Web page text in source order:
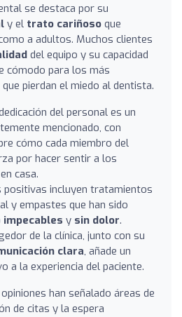
se destaca por su
y el trato cariñoso que
a adultos. Muchos clientes
del equipo y su capacidad
cómodo para los más
pierdan el miedo al dentista.
del personal es un
mencionado, con
cómo cada miembro del
por hacer sentir a los
casa.
positivas incluyen tratamientos
y empastes que han sido
impecables y sin dolor.
de la clínica, junto con su
clara, añade un
a la experiencia del paciente.
han señalado áreas de
de citas y la espera